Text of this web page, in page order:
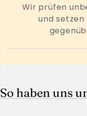
Wir prüfen
und
So haben uns